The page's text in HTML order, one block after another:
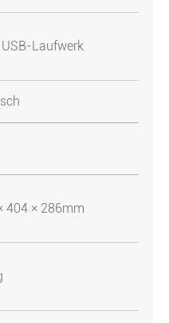
USB-Laufwerk
404 × 286mm